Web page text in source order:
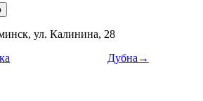
ул. Калинина, 28
Дубна→